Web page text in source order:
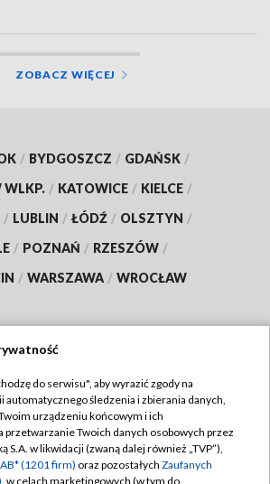
ZOBACZ WIĘCEJ
/ BYDGOSZCZ / GDAŃSK /
WLKP. / KATOWICE / KIELCE /
/ LUBLIN / ŁÓDŹ / OLSZTYN /
/ POZNAŃ / RZESZÓW /
/ WARSZAWA / WROCŁAW
TVP
Regulamin TVP
Polityka prywatności
do serwisu", aby wyrazić zgody na
śledzenia i zbierania danych,
urządzeniu końcowym i ich
przetwarzanie Twoich danych osobowych przez
S.A. w likwidacji (zwaną dalej również „TVP”),
(1201 firm) oraz pozostałych Zaufanych
, w celach marketingowych (w tym do